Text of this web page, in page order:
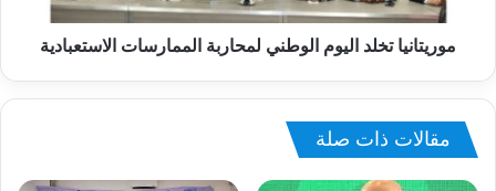
موريتانيا تخلد اليوم الوطني لمحاربة الممارسات الاستعبادية
مقالات ذات صلة